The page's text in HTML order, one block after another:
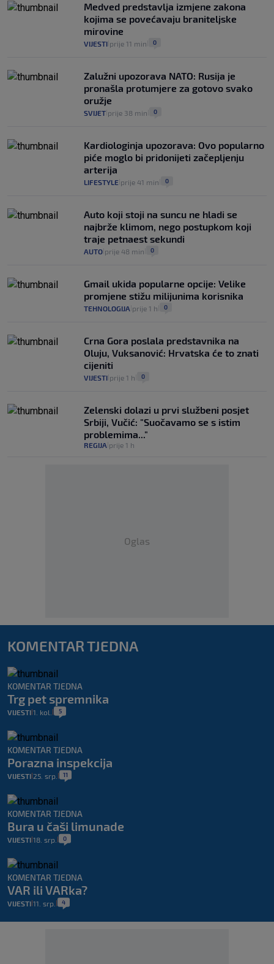
Medved predstavlja izmjene zakona
kojima se povećavaju braniteljske
mirovine
VIJESTI prije 11 min 0
Zalužni upozorava NATO: Rusija je
pronašla protumjere za gotovo svako
oružje
SVIJET prije 38 min 0
Kardiologinja upozorava: Ovo popularno
piće moglo bi pridonijeti začepljenju
arterija
LIFESTYLE prije 41 min 0
Auto koji stoji na suncu ne hladi se
najbrže klimom, nego postupkom koji
traje petnaest sekundi
AUTO prije 48 min 0
Gmail ukida popularne opcije: Velike
promjene stižu milijunima korisnika
TEHNOLOGIJA prije 1 h 0
Crna Gora poslala predstavnika na
Oluju, Vuksanović: Hrvatska će to znati
cijeniti
VIJESTI prije 1 h 0
Zelenski dolazi u prvi službeni posjet
Srbiji, Vučić: "Suočavamo se s istim
problemima..."
REGIJA prije 1 h
Oglas
KOMENTAR TJEDNA
KOMENTAR TJEDNA
Trg pet spremnika
VIJESTI 1. kol. 5
KOMENTAR TJEDNA
Porazna inspekcija
VIJESTI 25. srp. 11
KOMENTAR TJEDNA
Bura u čaši limunade
VIJESTI 18. srp. 0
KOMENTAR TJEDNA
VAR ili VARka?
VIJESTI 11. srp. 4